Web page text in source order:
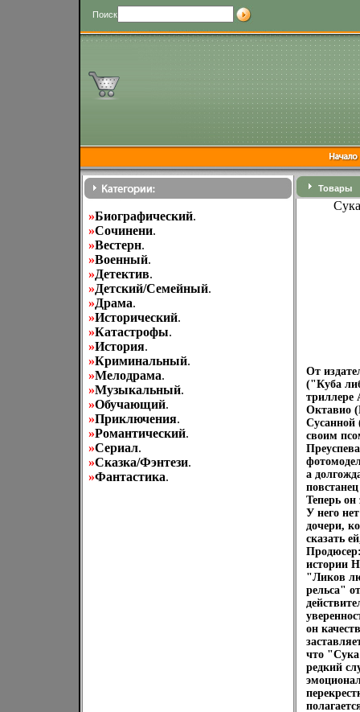
Поиск
»Биографический.
»Cочинени.
»Вестерн.
»Военный.
»Детектив.
»Детский/Семейный.
»Драма.
»Исторический.
»Катастрофы.
»История.
»Криминальный.
»Мелодрама.
»Музыкальный.
»Обучающий.
»Приключения.
»Романтический.
»Сериал.
»Сказка/Фэнтези.
»Фантастика.
Товары
От
("Куба
триллере
Октавио
Сусанной
своим
а
Теперь он
У него
дочери,
сказать
истории
"Ликов
рельса"
он
что
редкий